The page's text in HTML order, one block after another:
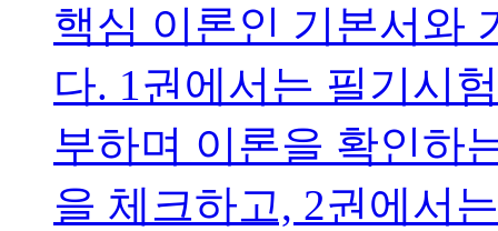
핵심 이론인 기본서와
다. 1권에서는 필기시
부하며 이론을 확인하
을 체크하고, 2권에서